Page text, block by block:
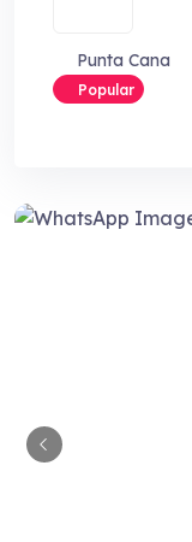
Punta Cana
Popular